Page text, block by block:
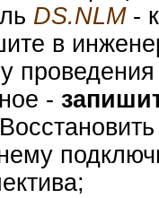
DS.NLM-
в
-